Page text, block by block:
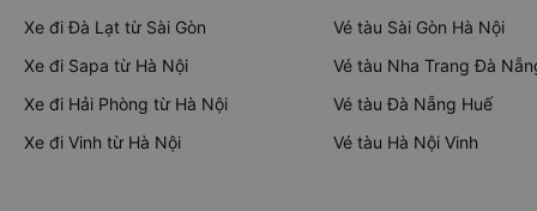
Xe đi Đà Lạt từ Sài Gòn
Xe đi Sapa từ Hà Nội
Xe đi Hải Phòng từ Hà Nội
Xe đi Vinh từ Hà Nội
Vé tàu Sài Gòn Hà Nội
Vé tàu Nha Trang Đà
Vé tàu Đà Nẵng Huế
Vé tàu Hà Nội Vinh